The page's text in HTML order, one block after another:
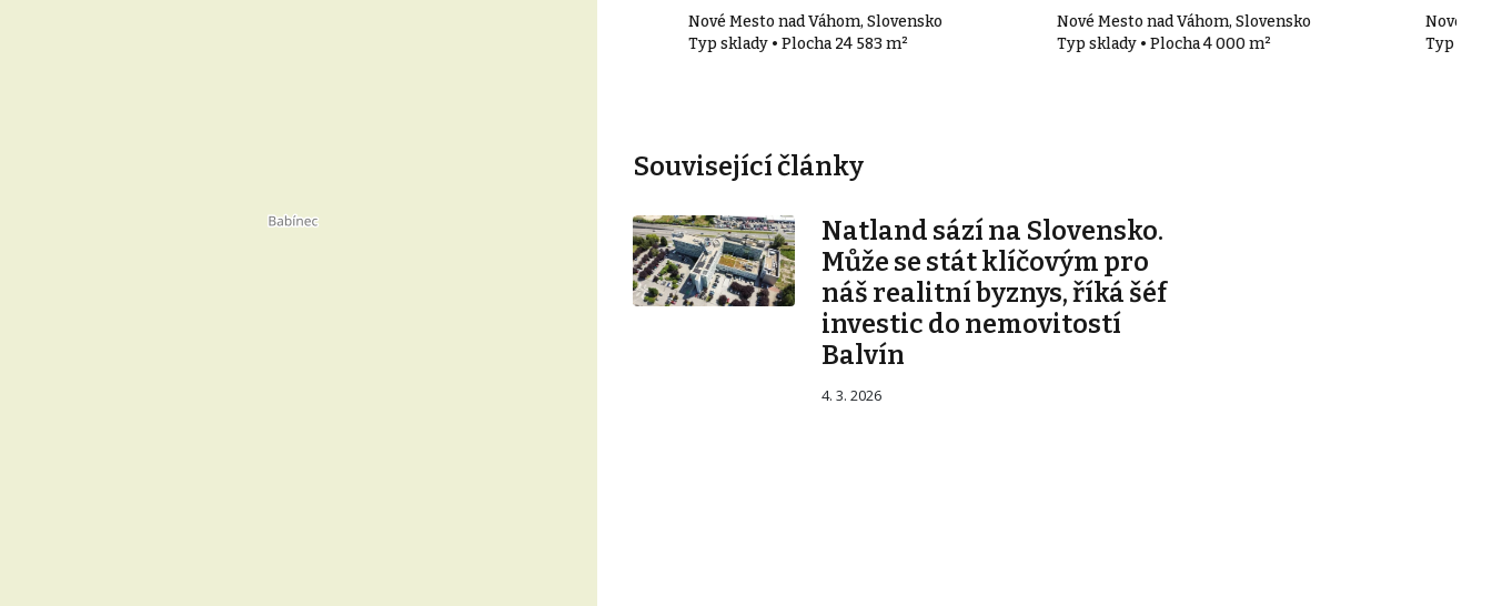
Nové Mesto nad Váhom, Slovensko
Typ sklady • Plocha 24 583 m²
Nové Mesto nad Váhom, Slovensko
Typ sklady • Plocha 4 000 m²
Nové
Typ
Související články
Natland sází na Slovensko.
Může se stát klíčovým pro
náš realitní byznys, říká šéf
investic do nemovitostí
Balvín
4. 3. 2026